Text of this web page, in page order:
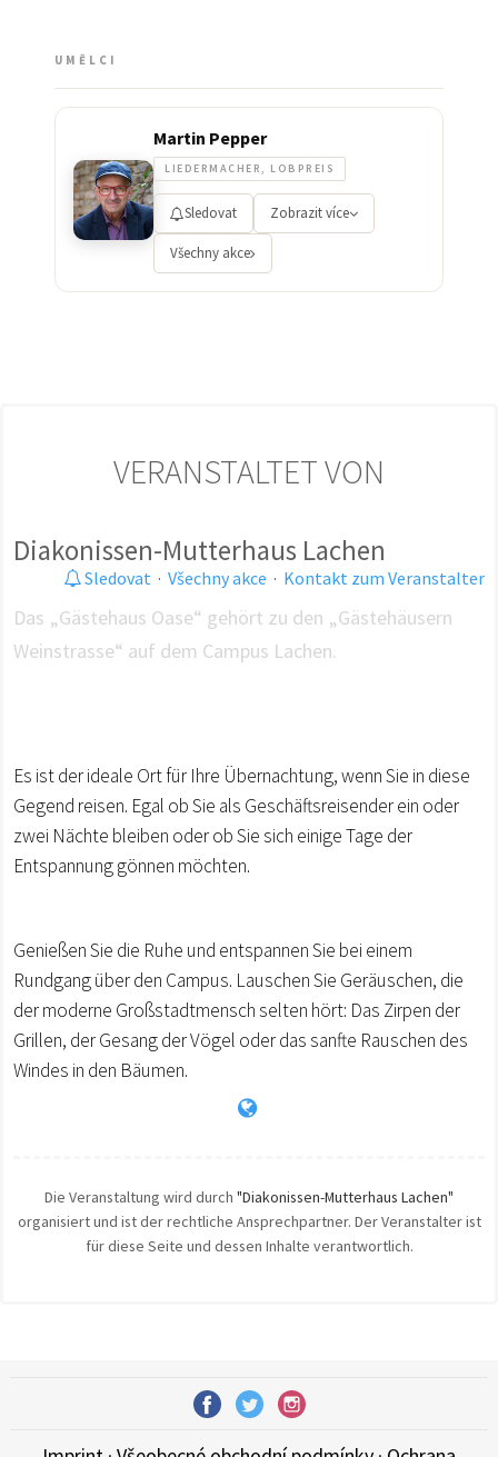
UMĚLCI
Martin Pepper
LIEDERMACHER, LOBPREIS
Sledovat Zobrazit více
Všechny akce
VERANSTALTET VON
Diakonissen-Mutterhaus Lachen
Sledovat · Všechny akce · Kontakt zum Veranstalter
Das „Gästehaus Oase“ gehört zu den „Gästehäusern
Weinstrasse“ auf dem Campus Lachen.
Es ist der ideale Ort für Ihre Übernachtung, wenn Sie in diese
Gegend reisen. Egal ob Sie als Geschäftsreisender ein oder
zwei Nächte bleiben oder ob Sie sich einige Tage der
Entspannung gönnen möchten.
Genießen Sie die Ruhe und entspannen Sie bei einem
Rundgang über den Campus. Lauschen Sie Geräuschen, die
der moderne Großstadtmensch selten hört: Das Zirpen der
Grillen, der Gesang der Vögel oder das sanfte Rauschen des
Windes in den Bäumen.
Die Veranstaltung wird durch "Diakonissen-Mutterhaus Lachen"
organisiert und ist der rechtliche Ansprechpartner. Der Veranstalter ist
für diese Seite und dessen Inhalte verantwortlich.